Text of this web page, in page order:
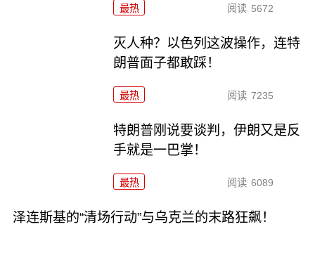
最热 阅读 5672
灭人种？以色列这波操作，连特
朗普面子都敢踩！
最热 阅读 7235
特朗普刚说要谈判，伊朗又是反
手就是一巴掌！
最热 阅读 6089
泽连斯基的“清场行动”与乌克兰的末路狂飙！